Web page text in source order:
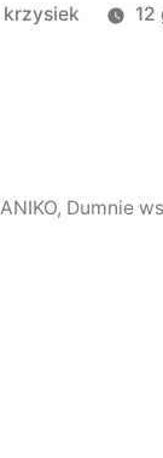
Opublikowany
krzysiek 12
, Dumnie